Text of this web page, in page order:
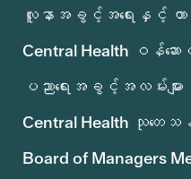
လူနာအခွင့်အရေးနှင့် တာဝ
Central Health ဝန်ဆေ
ပညာရေးအခွင့်အလမ်းများ
Central Health သုတေသ
Board of Managers